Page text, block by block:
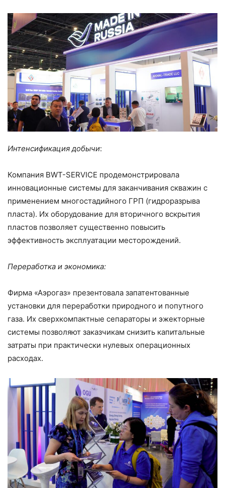
Интенсификация добычи:
Компания BWT-SERVICE продемонстрировала
инновационные системы для заканчивания скважин с
применением многостадийного ГРП (гидроразрыва
пласта). Их оборудование для вторичного вскрытия
пластов позволяет существенно повысить
эффективность эксплуатации месторождений.
Переработка и экономика:
Фирма «Аэрогаз» презентовала запатентованные
установки для переработки природного и попутного
газа. Их сверхкомпактные сепараторы и эжекторные
системы позволяют заказчикам снизить капитальные
затраты при практически нулевых операционных
расходах.